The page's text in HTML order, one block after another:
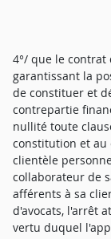
4°/ que le
garantissant la
de constituer et
contrepartie
nullité toute
constitution et au
clientèle
collaborateur de
afférents à sa
d'avocats, l'arrêt
vertu duquel